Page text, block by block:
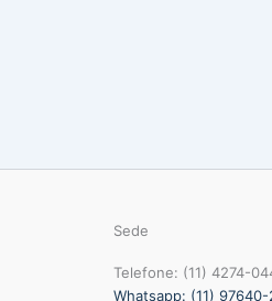
Sede
Telefone: (11) 4274-
Whatsapp: (11) 97640-